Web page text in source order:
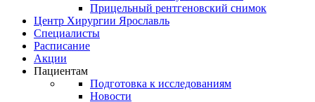
Прицельный рентгеновский снимок
Центр Хирургии Ярославль
Специалисты
Расписание
Акции
Пациентам
Подготовка к исследованиям
Новости